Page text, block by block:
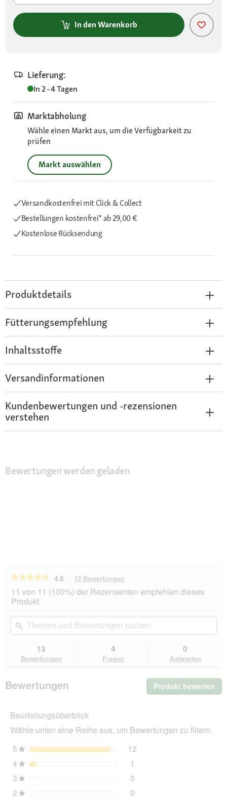
In den Warenkorb
Lieferung:
In 2 - 4 Tagen
Marktabholung
Wähle einen Markt aus, um die Verfügbarkeit zu
prüfen
Markt auswählen
Versandkostenfrei mit Click & Collect
Bestellungen kostenfrei*ab 29,00 €
Kostenlose Rücksendung
Produktdetails
Fütterungsempfehlung
Inhaltsstoffe
Versandinformationen
Kundenbewertungen und -rezensionen
verstehen
Bewertungen werden geladen
★★★★★
★★★★★
von
5
lesen
für
GOLD
Pure
300
4.9 13 Bewertungen
dieser
Aktion
du
zu
den
11 von 11 (100%) der Rezensenten empfehlen dieses
Produkt
Themen
und
Bewertungen
ϙ
13
Bewertungen
4
Fragen
0
Antworten
Bewertungen Produkt bewerten
Mit
Beurteilungsüberblick
Wähle unten eine Reihe aus, um Bewertungen zu filtern.
5★ Sterne 12
4★ Sterne 1
3★ 0
2★ 0